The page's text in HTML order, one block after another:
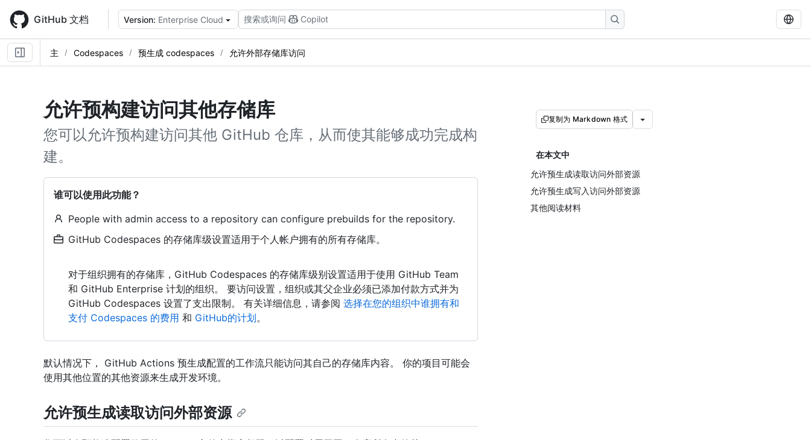
main
content
GitHub 文档 Version: Enterprise Cloud 搜索或询问 Copilot
主 Codespaces 预生成 codespaces 允许外部存储库访问
允许预构建访问其他存储库
您可以允许预构建访问其他 GitHub 仓库，从而使其能够成功完成构
建。
谁可以使用此功能？
People with admin access to a repository can configure prebuilds for the repository.
GitHub Codespaces 的存储库级设置适用于个人帐户拥有的所有存储库。
对于组织拥有的存储库，GitHub Codespaces 的存储库级别设置适用于使用 GitHub Team
和 GitHub Enterprise 计划的组织。 要访问设置，组织或其父企业必须已添加付款方式并为
GitHub Codespaces 设置了支出限制。 有关详细信息，请参阅 选择在您的组织中谁拥有和
支付 Codespaces 的费用 和 GitHub的计划。
复制为 Markdown 格式
在本文中
允许预生成读取访问外部资源
允许预生成写入访问外部资源
其他阅读材料
默认情况下， GitHub Actions 预生成配置的工作流只能访问其自己的存储库内容。 你的项目可能会
使用其他位置的其他资源来生成开发环境。
允许预生成读取访问外部资源